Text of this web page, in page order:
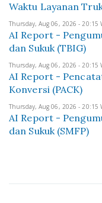
Waktu Layanan
Thursday, Aug 06, 2026 - 20:15
AI Report -
dan Sukuk (TBIG)
Thursday, Aug 06, 2026 - 20:15
AI Report -
Konversi (PACK)
Thursday, Aug 06, 2026 - 20:15
AI Report -
dan Sukuk (SMFP)